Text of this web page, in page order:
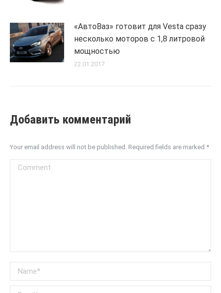
«АвтоВаз» готовит для Vesta сразу
несколько моторов с 1,8 литровой
мощностью
22.01.2017
Добавить комментарий
Your email address will not be published. Required fields are marked *
Comment
Name *